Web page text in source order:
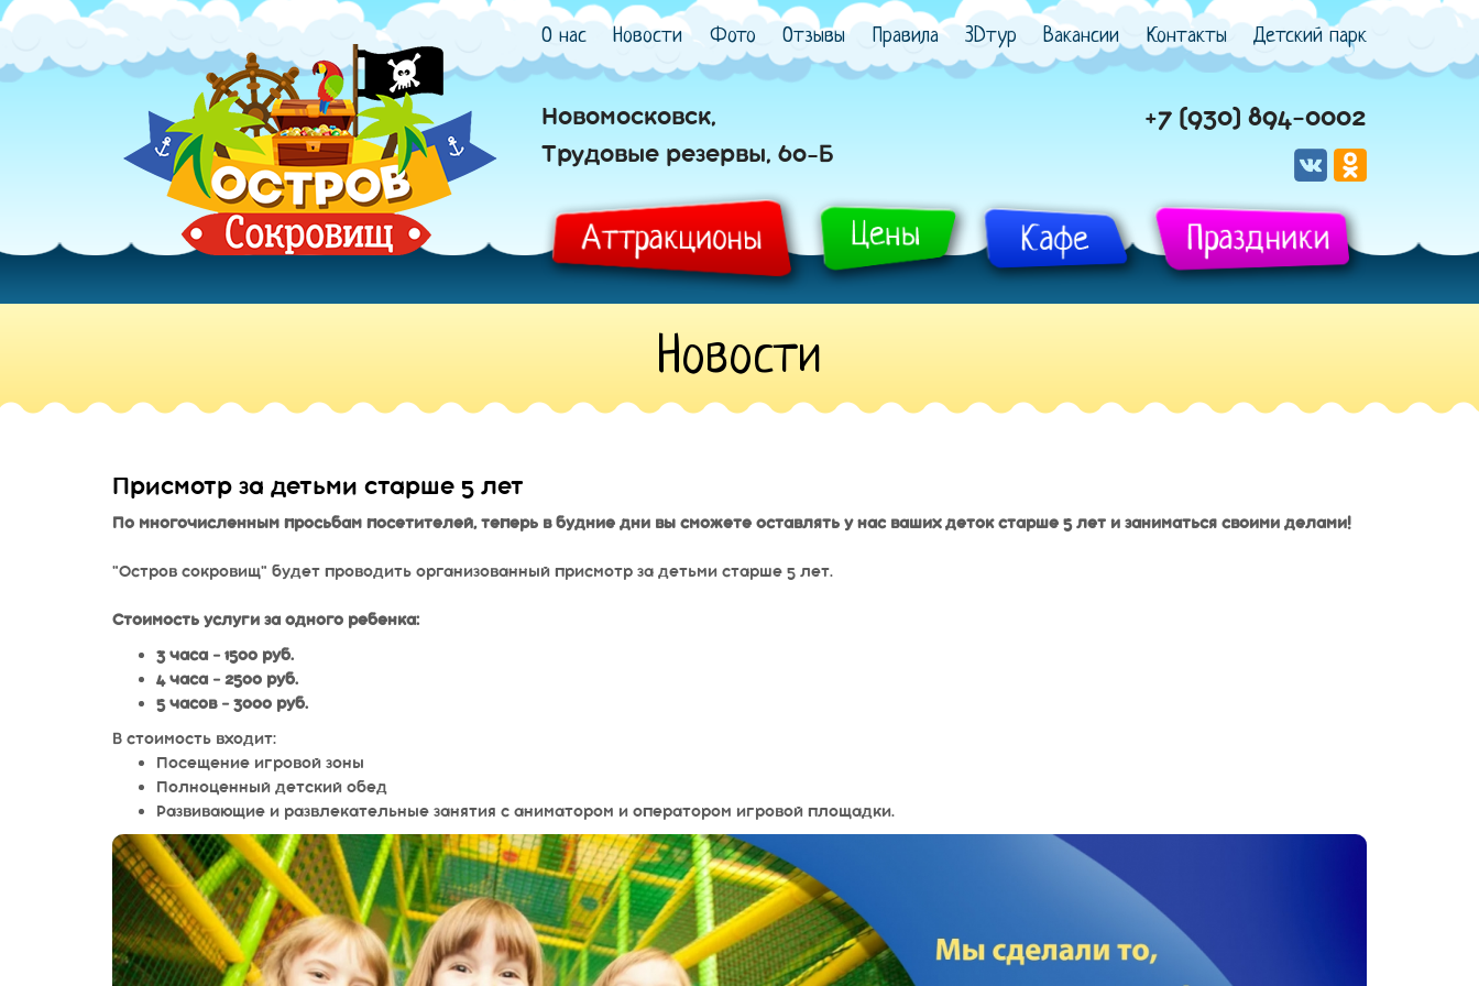
О нас Новости Фото Отзывы Правила 3Dтур Вакансии Контакты Детский парк
Новомосковск,
Трудовые резервы, 60-Б
+7 (930) 894-0002
Новости
Присмотр за детьми старше 5 лет
По многочисленным просьбам посетителей, теперь в будние дни вы сможете оставлять у нас ваших деток старше 5 лет и заниматься своими делами!
"Остров сокровищ" будет проводить организованный присмотр за детьми старше 5 лет.
Стоимость услуги за одного ребенка:
3 часа - 1500 руб.
4 часа - 2500 руб.
5 часов - 3000 руб.
В стоимость входит:
Посещение игровой зоны
Полноценный детский обед
Развивающие и развлекательные занятия с аниматором и оператором игровой площадки.